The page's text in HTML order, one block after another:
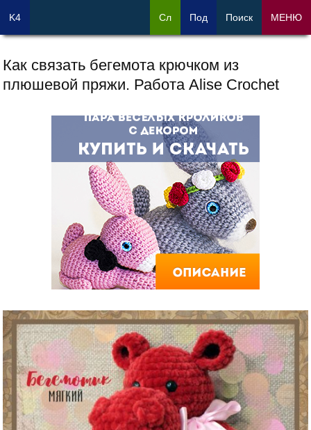
Как связать бегемота крючком из
плюшевой пряжи. Работа Alise Crochet
K4 Сл Под Поиск МЕНЮ